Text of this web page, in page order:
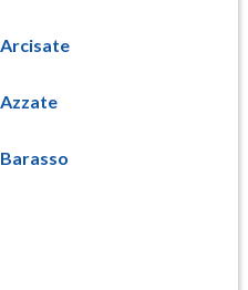
Arcisate
Azzate
Barasso